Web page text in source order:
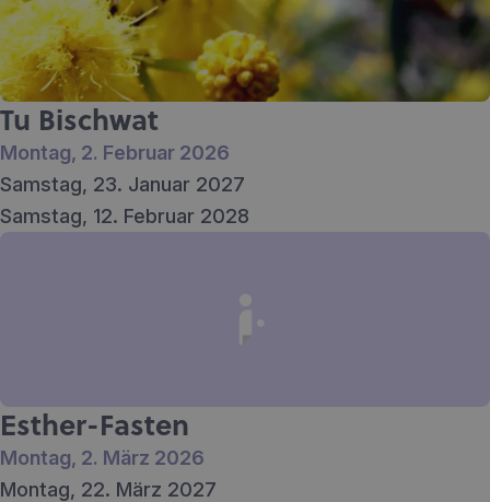
Tu Bischwat
Montag, 2. Februar 2026
Samstag, 23. Januar 2027
Samstag, 12. Februar 2028
Esther-Fasten
Montag, 2. März 2026
Montag, 22. März 2027